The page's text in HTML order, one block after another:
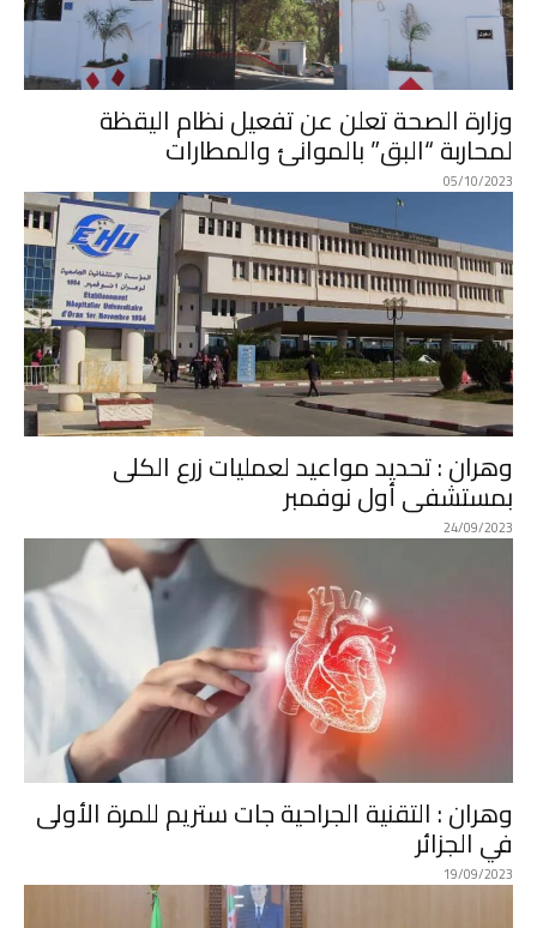
وزارة الصحة تعلن عن تفعيل نظام اليقظة
لمحاربة “البق” بالموانئ والمطارات
05/10/2023
وهران : تحديد مواعيد لعمليات زرع الكلى
بمستشفى أول نوفمبر
24/09/2023
وهران : التقنية الجراحية جات ستريم للمرة الأولى
في الجزائر
19/09/2023